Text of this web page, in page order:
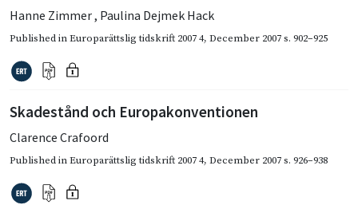
Hanne Zimmer, Paulina Dejmek Hack
Published inEuroparättslig tidskrift 2007 4, December 2007s. 902–925
Skadestånd och Europakonventionen
Clarence Crafoord
Published inEuroparättslig tidskrift 2007 4, December 2007s. 926–938